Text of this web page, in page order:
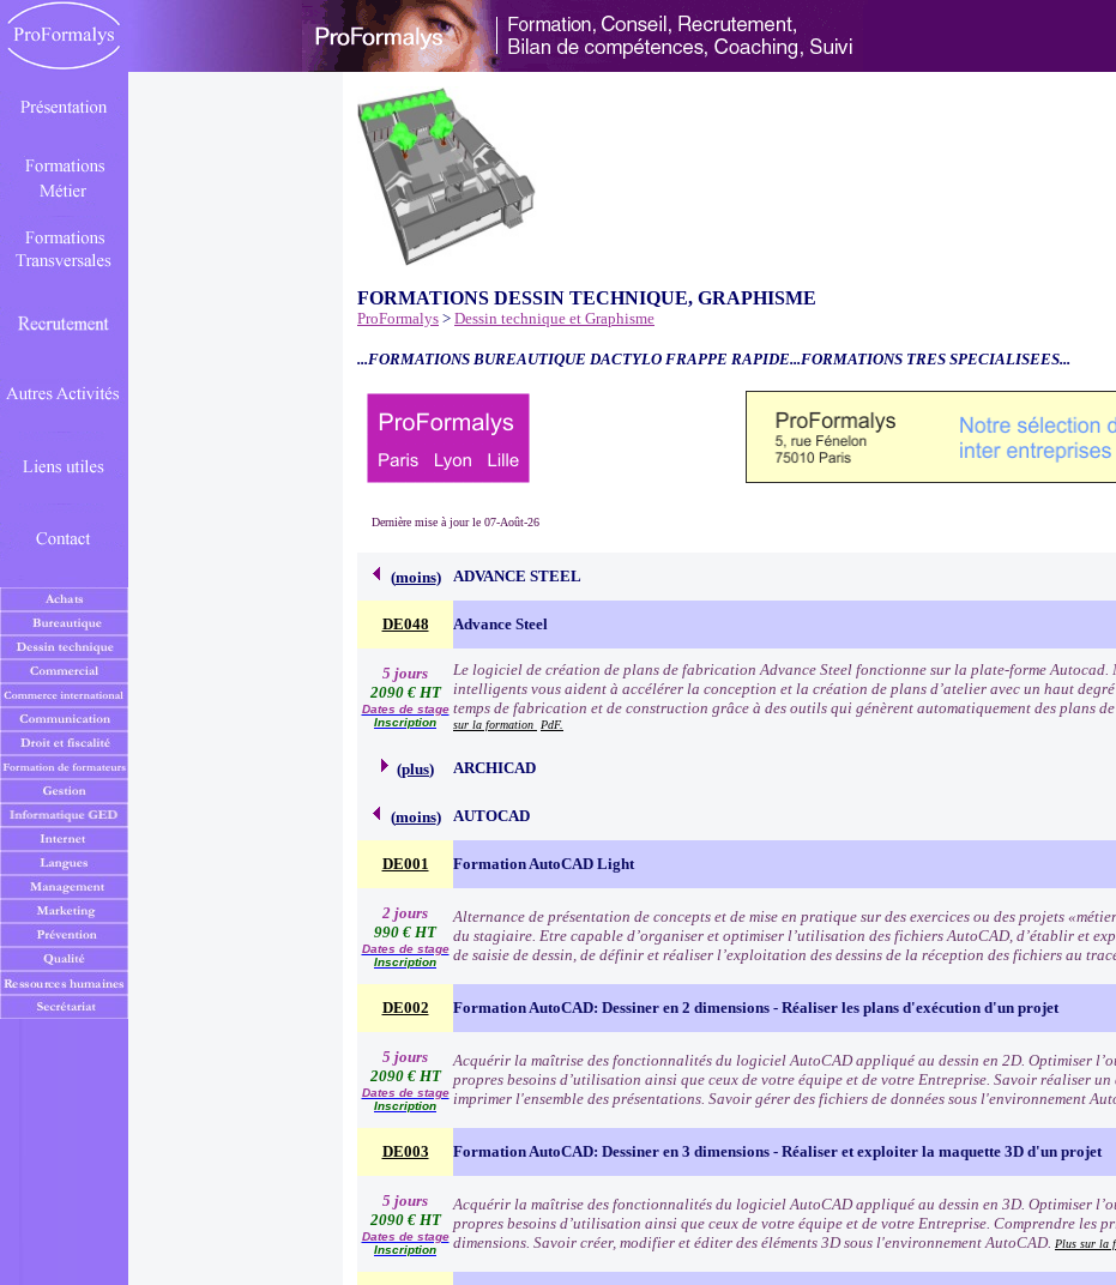
FORMATIONS DESSIN TECHNIQUE, GRAPHISME
ProFormalys > Dessin technique et Graphisme
...FORMATIONS BUREAUTIQUE DACTYLO FRAPPE RAPIDE...FORMATIONS TRES SPECIALISEES...
Dernière mise à jour le 07-Août-26
(moins) ADVANCE STEEL
DE048 Advance Steel
5 jours
2090 € HT
Dates de stage
Inscription
Le logiciel de création de plans de fabrication Advance Steel fonctionne sur la plate-forme Autocad.
intelligents vous aident à accélérer la conception et la création de plans d’atelier avec un haut degré
temps de fabrication et de construction grâce à des outils qui génèrent automatiquement des plans
sur la formation
PdF.
(plus) ARCHICAD
(moins) AUTOCAD
DE001 Formation AutoCAD Light
2 jours
990 € HT
Dates de stage
Inscription
Alternance de présentation de concepts et de mise en pratique sur des exercices ou des projets
du stagiaire. Etre capable d’organiser et optimiser l’utilisation des fichiers AutoCAD, d’établir et
de saisie de dessin, de définir et réaliser l’exploitation des dessins de la réception des fichiers au
DE002 Formation AutoCAD: Dessiner en 2 dimensions - Réaliser les plans d'exécution d'un projet
5 jours
2090 € HT
Dates de stage
Inscription
Acquérir la maîtrise des fonctionnalités du logiciel AutoCAD appliqué au dessin en 2D. Optimiser
propres besoins d’utilisation ainsi que ceux de votre équipe et de votre Entreprise. Savoir réaliser
imprimer l'ensemble des présentations. Savoir gérer des fichiers de données sous l'environnement
DE003 Formation AutoCAD: Dessiner en 3 dimensions - Réaliser et exploiter la maquette 3D d'un projet
5 jours
2090 € HT
Dates de stage
Inscription
Acquérir la maîtrise des fonctionnalités du logiciel AutoCAD appliqué au dessin en 3D. Optimiser
propres besoins d’utilisation ainsi que ceux de votre équipe et de votre Entreprise. Comprendre les
dimensions. Savoir créer, modifier et éditer des éléments 3D sous l'environnement AutoCAD. Plus sur la